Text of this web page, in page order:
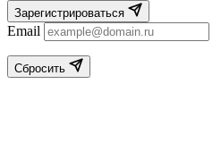
Зарегистрироваться
Email
Сбросить